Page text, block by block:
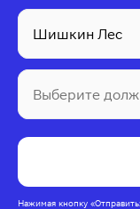
Выберите
Нажимая кнопку